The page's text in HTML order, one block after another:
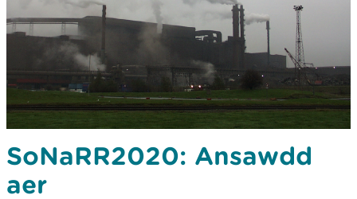
SoNaRR2020: Ansawdd
aer